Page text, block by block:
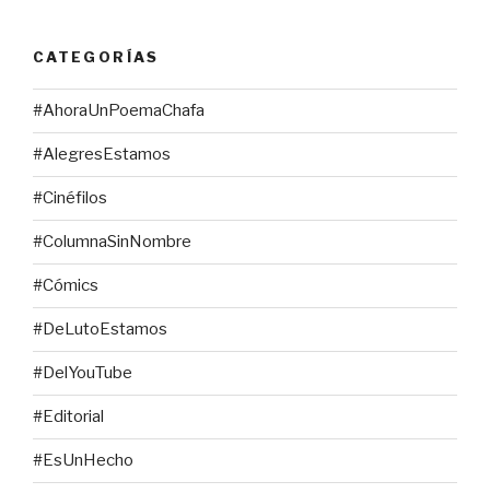
CATEGORÍAS
#AhoraUnPoemaChafa
#AlegresEstamos
#Cinéfilos
#ColumnaSinNombre
#Cómics
#DeLutoEstamos
#DelYouTube
#Editorial
#EsUnHecho